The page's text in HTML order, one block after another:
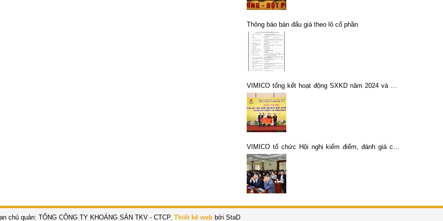
Thông báo bán đấu giá theo lô cổ phần
VIMICO tổng kết hoạt động SXKD năm 2024 và Hội
nghị Người lao động năm 2025
VIMICO tổ chức Hội nghị kiểm điểm, đánh giá cán
bộ năm 2016.
chủ quản: TỔNG CÔNG TY KHOÁNG SẢN TKV - CTCP. Thiết kế webbởi StaD